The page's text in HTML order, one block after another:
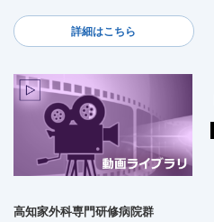
詳細はこちら
高知家外科専門研修病院群